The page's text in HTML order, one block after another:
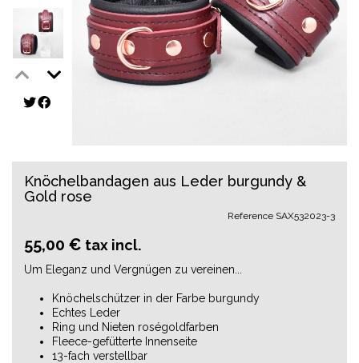
Knöchelbandagen aus Leder burgundy &
Gold rose
Reference SAX532023-3
55,00 € tax incl.
Um Eleganz und Vergnügen zu vereinen...
Knöchelschützer in der Farbe burgundy
Echtes Leder
Ring und Nieten roségoldfarben
Fleece-gefütterte Innenseite
13-fach verstellbar